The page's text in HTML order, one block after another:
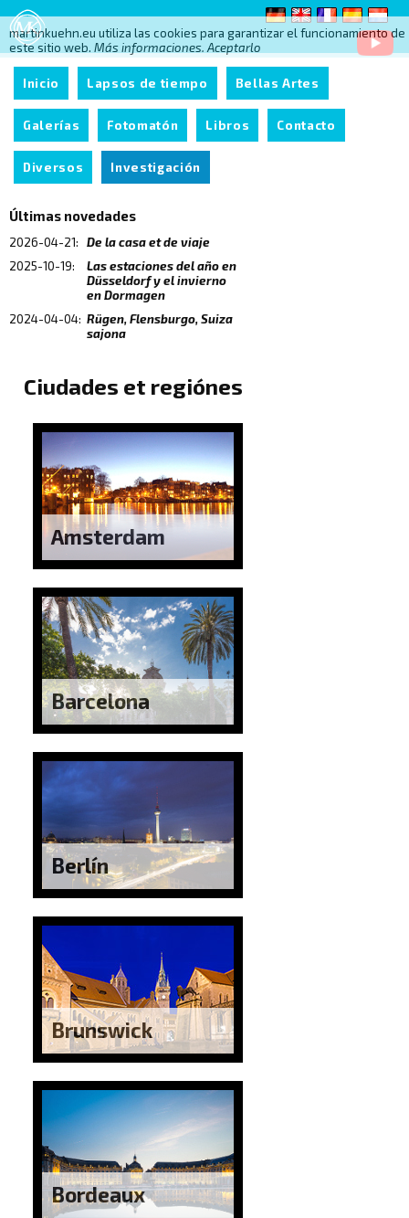
martinkuehn.eu utiliza las cookies para garantizar el funcionamiento de
este sitio web. Más informaciones. Aceptarlo
Inicio Lapsos de tiempo Bellas Artes
Galerías Fotomatón Libros Contacto
Diversos Investigación
Últimas novedades
2026-04-21:
De la casa et de viaje
2025-10-19:
Las estaciones del año en
Düsseldorf y el invierno
en Dormagen
2024-04-04: Rügen, Flensburgo, Suiza
sajona
Ciudades et regiónes
Amsterdam
Barcelona
Berlín
Brunswick
Bordeaux